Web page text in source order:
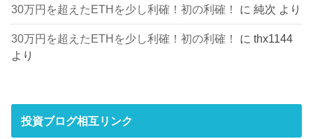
30万円を超えたETHを少し利確！初の利確！ に純次 より
30万円を超えたETHを少し利確！初の利確！ にthx1144
より
投資ブログ相互リンク